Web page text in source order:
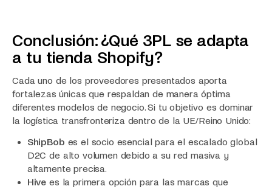
Conclusión: ¿Qué 3PL se adapta
a tu tienda Shopify?
Cada uno de los proveedores presentados aporta
fortalezas únicas que respaldan de manera óptima
diferentes modelos de negocio. Si tu objetivo es dominar
la logística transfronteriza dentro de la UE/Reino Unido:
ShipBob es el socio esencial para el escalado global
D2C de alto volumen debido a su red masiva y
altamente precisa.
Hive es la primera opción para las marcas que